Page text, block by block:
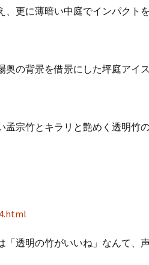
更に薄暗い中庭でインパクトを
の背景を借景にした坪庭アイ
宗竹とキラリと艶めく透明竹
透明の竹がいいね」なんて、